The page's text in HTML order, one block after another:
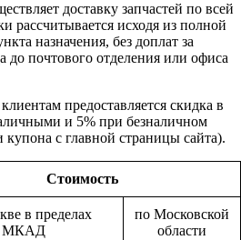
доставку запчастей по всей
рассчитывается исходя из полной
назначения, без доплат за
до почтового отделения или офиса
предоставляется скидка в
и 5% при безналичном
купона с главной страницы сайта).
Стоимость
в пределах
МКАД
по Московской
области